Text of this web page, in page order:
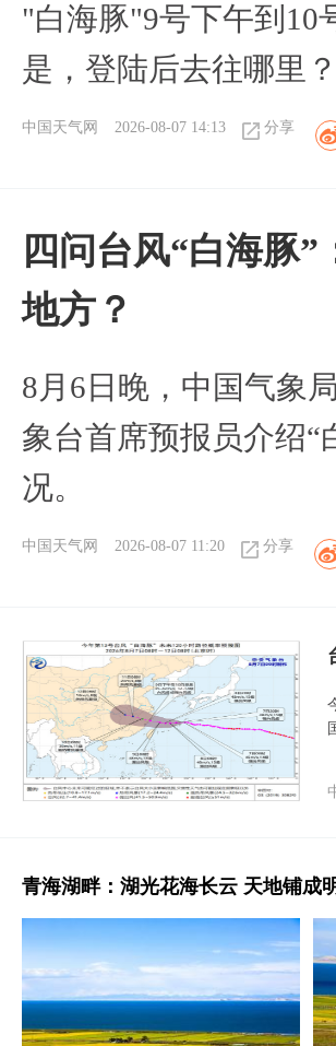
"白海豚"9号下午到10
是，登陆后去往哪里？
中国天气网 2026-08-07 14:13 分享
四问台风“白海豚
地方？
8月6日晚，中国气象
象台首席预报员介绍“
况。
中国天气网 2026-08-07 11:20 分享
青海湖畔：湖光花海长云 天地铺成